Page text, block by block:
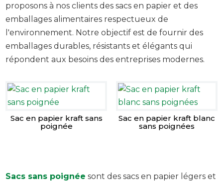
proposons à nos clients des sacs en papier et des
emballages alimentaires respectueux de
l'environnement. Notre objectif est de fournir des
emballages durables, résistants et élégants qui
répondent aux besoins des entreprises modernes.
Sac en papier kraft sans
poignée
Sac en papier kraft blanc
sans poignées
Sacs sans poignée sont des sacs en papier légers et